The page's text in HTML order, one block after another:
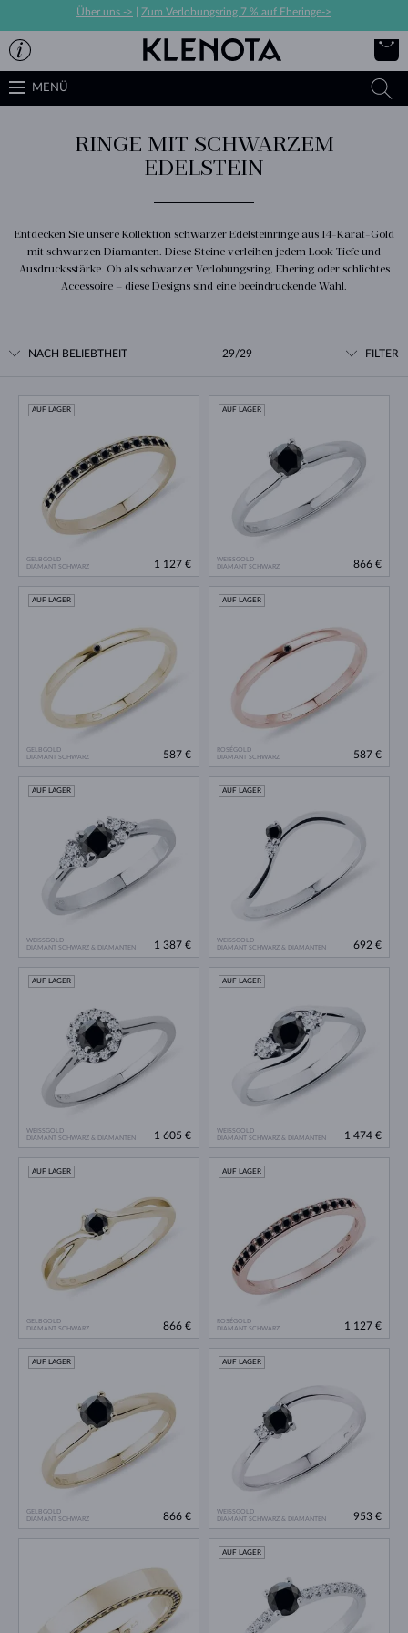
Über uns -> Zum Verlobungsring 7 % auf Eheringe->
MENÜ
RINGE MIT SCHWARZEM
EDELSTEIN
Entdecken Sie unsere Kollektion schwarzer Edelsteinringe aus 14-Karat-Gold
mit schwarzen Diamanten. Diese Steine verleihen jedem Look Tiefe und
Ausdrucksstärke. Ob als schwarzer Verlobungsring, Ehering oder schlichtes
Accessoire – diese Designs sind eine beeindruckende Wahl.
NACH BELIEBTHEIT 29/29 FILTER
GELBGOLD
DIAMANT SCHWARZ
AUF LAGER
1 127 €
WEISSGOLD
DIAMANT SCHWARZ
AUF LAGER
866 €
GELBGOLD
DIAMANT SCHWARZ
AUF LAGER
587 €
ROSÉGOLD
DIAMANT SCHWARZ
AUF LAGER
587 €
WEISSGOLD
DIAMANT SCHWARZ & DIAMANTEN
AUF LAGER
1 387 €
WEISSGOLD
DIAMANT SCHWARZ & DIAMANTEN
AUF LAGER
692 €
WEISSGOLD
DIAMANT SCHWARZ & DIAMANTEN
AUF LAGER
1 605 €
WEISSGOLD
DIAMANT SCHWARZ & DIAMANTEN
AUF LAGER
1 474 €
GELBGOLD
DIAMANT SCHWARZ
AUF LAGER
866 €
ROSÉGOLD
DIAMANT SCHWARZ
AUF LAGER
1 127 €
GELBGOLD
DIAMANT SCHWARZ
AUF LAGER
866 €
WEISSGOLD
DIAMANT SCHWARZ & DIAMANTEN
AUF LAGER
953 €
AUF LAGER